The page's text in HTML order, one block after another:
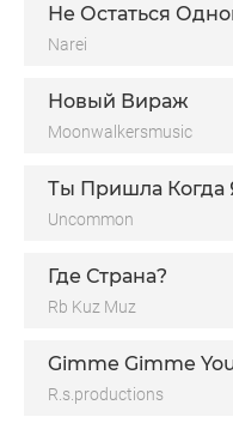
Не Остаться
Narei
Новый Вираж
Moonwalkersmusic
Uncommon
Где Страна?
Rb Kuz Muz
Gimme Gimme
R.s.productions